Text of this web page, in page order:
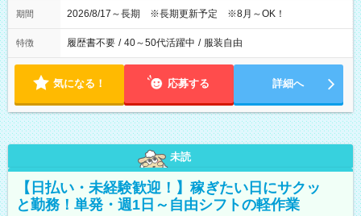
期間 2026/8/17～長期 ※長期更新予定 ※8月～OK！
特徴 履歴書不要 / 40～50代活躍中 / 服装自由
気になる！ 応募する 詳細へ
未読
【日払い・未経験歓迎！】稼ぎたい日にサクッ
と勤務！単発・週1日～自由シフトの軽作業